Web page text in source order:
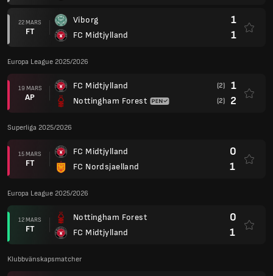
22 MARS
FT
Viborg
FC Midtjylland
1
1
Europa League 2025/2026
19 MARS
AP
FC Midtjylland
Nottingham Forest
(2) 1
(2) 2
Superliga 2025/2026
15 MARS
FT
FC Midtjylland
FC Nordsjaelland
0
1
Europa League 2025/2026
12 MARS
FT
Nottingham Forest
FC Midtjylland
0
1
Klubbvänskapsmatcher